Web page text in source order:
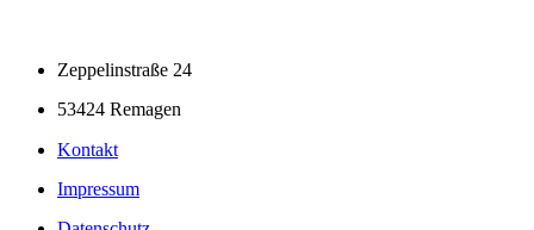
Zeppelinstraße 24
53424 Remagen
Kontakt
Impressum